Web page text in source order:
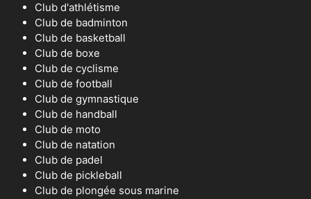
Club d'athlétisme
Club de badminton
Club de basketball
Club de boxe
Club de cyclisme
Club de football
Club de gymnastique
Club de handball
Club de moto
Club de natation
Club de padel
Club de pickleball
Club de plongée sous marine